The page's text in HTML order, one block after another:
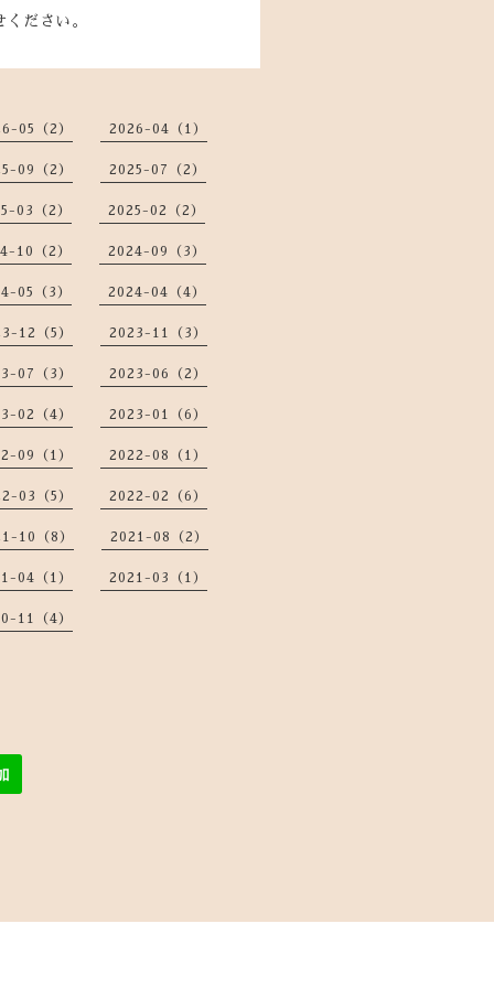
ださい。
05（2） 2026-04（1）
09（2） 2025-07（2）
03（2） 2025-02（2）
10（2） 2024-09（3）
05（3） 2024-04（4）
12（5） 2023-11（3）
07（3） 2023-06（2）
02（4） 2023-01（6）
09（1） 2022-08（1）
03（5） 2022-02（6）
10（8） 2021-08（2）
04（1） 2021-03（1）
11（4）